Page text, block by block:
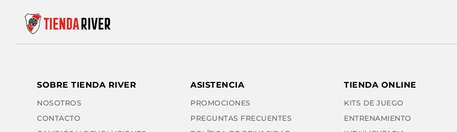
SOBRE TIENDA RIVER
NOSOTROS
CONTACTO
ASISTENCIA
PROMOCIONES
PREGUNTAS FRECUENTES
TIENDA ONLINE
KITS DE JUEGO
ENTRENAMIENTO